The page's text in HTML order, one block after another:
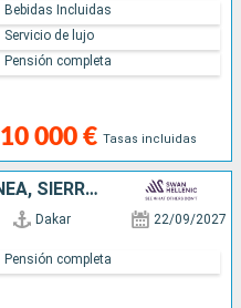
10 000 € Tasas incluidas
Bebidas Incluidas
Servicio de lujo
Pensión completa
SENEGAL, REINO UNIDO, GUINEA, SIERRA LEON, COSTA DE MARFIL, SUDAFRICA, GHANA
Dakar 22/09/2027
Pensión completa